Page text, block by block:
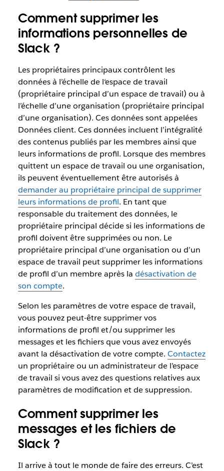
Comment supprimer les
informations personnelles de
Slack ?
Les propriétaires principaux contrôlent les
données à l’échelle de l‘espace de travail
(propriétaire principal d’un espace de travail) ou à
l’échelle d’une organisation (propriétaire principal
d’une organisation). Ces données sont appelées
Données client. Ces données incluent l’intégralité
des contenus publiés par les membres ainsi que
leurs informations de profil. Lorsque des membres
quittent un espace de travail ou une organisation,
ils peuvent éventuellement être autorisés à
demander au propriétaire principal de supprimer
leurs informations de profil. En tant que
responsable du traitement des données, le
propriétaire principal décide si les informations de
profil doivent être supprimées ou non. Le
propriétaire principal d’une organisation ou d’un
espace de travail peut supprimer les informations
de profil d’un membre après la désactivation de
son compte.
Selon les paramètres de votre espace de travail,
vous pouvez peut-être supprimer vos
informations de profil et/ou supprimer les
messages et les fichiers que vous avez envoyés
avant la désactivation de votre compte. Contactez
un propriétaire ou un administrateur de l’espace
de travail si vous avez des questions relatives aux
paramètres de modification et de suppression.
Comment supprimer les
messages et les fichiers de
Slack ?
Il arrive à tout le monde de faire des erreurs. C’est